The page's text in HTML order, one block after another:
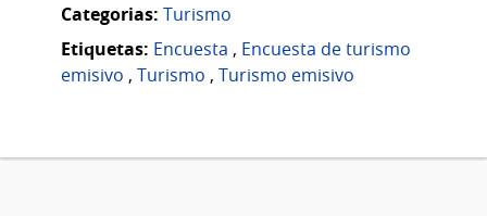
Categorias: Turismo
Etiquetas: Encuesta , Encuesta de turismo
emisivo , Turismo , Turismo emisivo